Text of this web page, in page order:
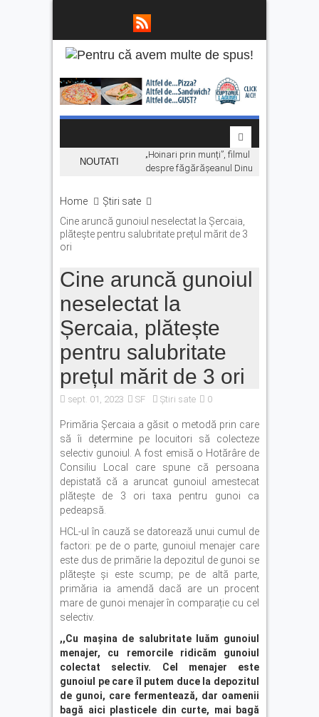
NOUTATI
„Hoinari prin munți”, filmul
despre făgărășeanul Dinu
Cetatea Făgărașului,
cinematografe
Ce facem în weekend la
’90 și distracție
Fonduri europene pentru
tinerii din Făgăraș.
Eveniment dedicat celor care
vor să își transforme ideile
în proiecte
Legea pentru plafonarea
prețurilor la carburanți a
fost promulgată. Ce măsuri
se aplică
Vreme extremă în zona
Făgărașului: caniculă, vijelii
și averse torențiale
Home
Știri sate
Cine aruncă gunoiul neselectat la Șercaia,
plătește pentru salubritate prețul mărit de 3
ori
Cine aruncă gunoiul
neselectat la
Șercaia, plătește
pentru salubritate
prețul mărit de 3 ori
sept. 01, 2023 SF Știri sate 0
Primăria Șercaia a găsit o metodă prin care
să îi determine pe locuitori să colecteze
selectiv gunoiul. A fost emisă o Hotărâre de
Consiliu Local care spune că persoana
depistată că a aruncat gunoiul amestecat
plătește de 3 ori taxa pentru gunoi ca
pedeapsă.
HCL-ul în cauză se datorează unui cumul de
factori: pe de o parte, gunoiul menajer care
este dus de primărie la depozitul de gunoi se
plătește și este scump; pe de altă parte,
primăria ia amendă dacă are un procent
mare de gunoi menajer în comparație cu cel
selectiv.
,,Cu mașina de salubritate luăm gunoiul
menajer, cu remorcile ridicăm gunoiul
colectat selectiv. Cel menajer este
gunoiul pe care îl putem duce la depozitul
de gunoi, care fermentează, dar oamenii
bagă aici plasticele din curte, mai bagă